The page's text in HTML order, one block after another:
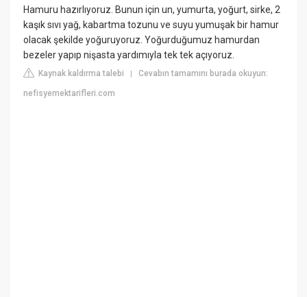
Hamuru hazırlıyoruz. Bunun için un, yumurta, yoğurt, sirke, 2
kaşık sıvı yağ, kabartma tozunu ve suyu yumuşak bir hamur
olacak şekilde yoğuruyoruz. Yoğurduğumuz hamurdan
bezeler yapıp nişasta yardımıyla tek tek açıyoruz.
Kaynak kaldırma talebi |Cevabın tamamını burada okuyun:
nefisyemektarifleri.com